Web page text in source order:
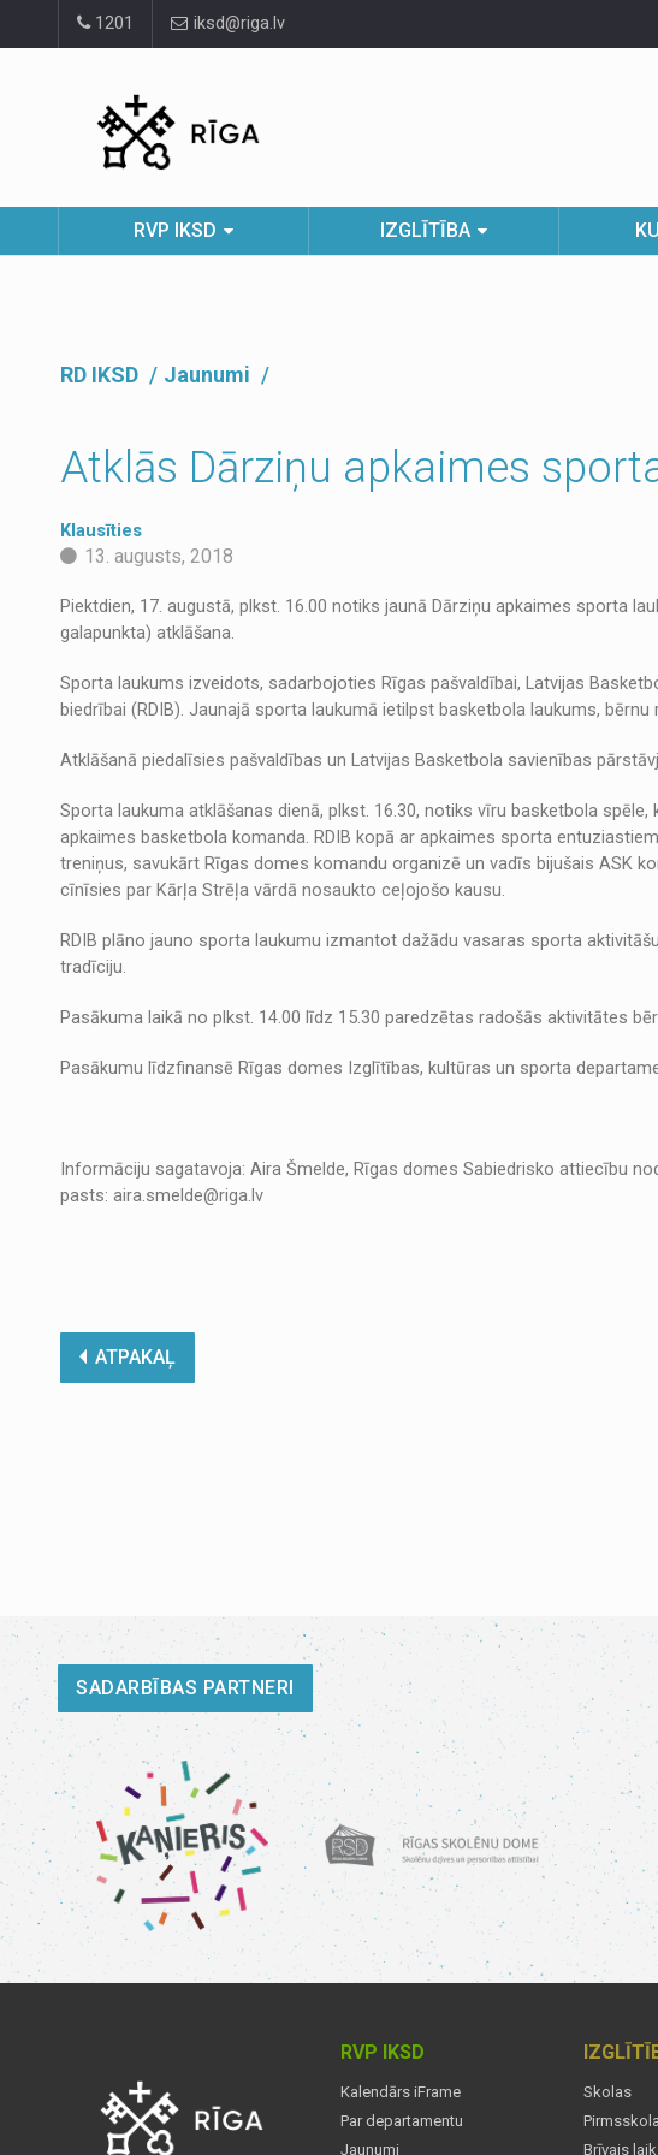
1201 iksd@riga.lv
RVP IKSD IZGLĪTĪBA
RD IKSD Jaunumi
Atklās Dārziņu apkaimes
Klausīties
13. augusts, 2018
Piektdien, 17. augustā, plkst. 16.00 notiks jaunā Dārziņu apkaimes sporta
galapunkta) atklāšana.
Sporta laukums izveidots, sadarbojoties Rīgas pašvaldībai, Latvijas
biedrībai (RDIB). Jaunajā sporta laukumā ietilpst basketbola laukums,
Atklāšanā piedalīsies pašvaldības un Latvijas Basketbola savienības
Sporta laukuma atklāšanas dienā, plkst. 16.30, notiks vīru basketbola
apkaimes basketbola komanda. RDIB kopā ar apkaimes sporta
treniņus, savukārt Rīgas domes komandu organizē un vadīs bijušais ASK
cīnīsies par Kārļa Strēļa vārdā nosaukto ceļojošo kausu.
RDIB plāno jauno sporta laukumu izmantot dažādu vasaras sporta
tradīciju.
Pasākuma laikā no plkst. 14.00 līdz 15.30 paredzētas radošās aktivitātes
Pasākumu līdzfinansē Rīgas domes Izglītības, kultūras un sporta
Informāciju sagatavoja: Aira Šmelde, Rīgas domes Sabiedrisko attiecību
pasts: aira.smelde@riga.lv
ATPAKAĻ
SADARBĪBAS PARTNERI
RVP IKSD
Kalendārs iFrame
Par departamentu
Jaunumi
Skolas
Brīvais